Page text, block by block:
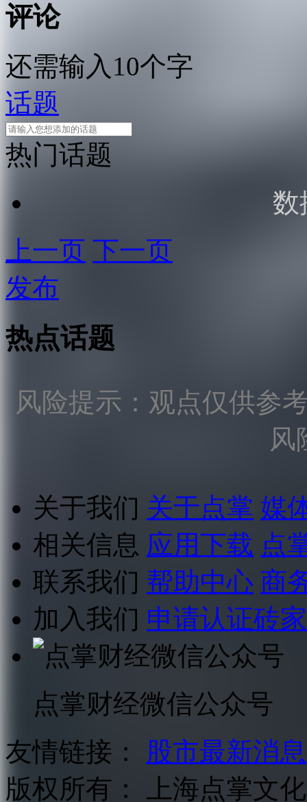
评论
还需输入10个字
话题
热门话题
数
上一页 下一页
发布
热点话题
风险提示：观点仅供参
风
关于我们 关于点掌 媒
相关信息 应用下载 点
联系我们 帮助中心 商
加入我们 申请认证砖家
点掌财经微信公众号
友情链接：
股市最新消息
版权所有：
上海点掌文